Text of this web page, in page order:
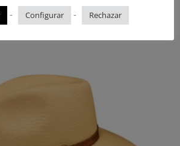
relacionados
- Configurar - Rechazar